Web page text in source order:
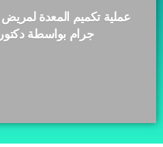
جرام بواسطة